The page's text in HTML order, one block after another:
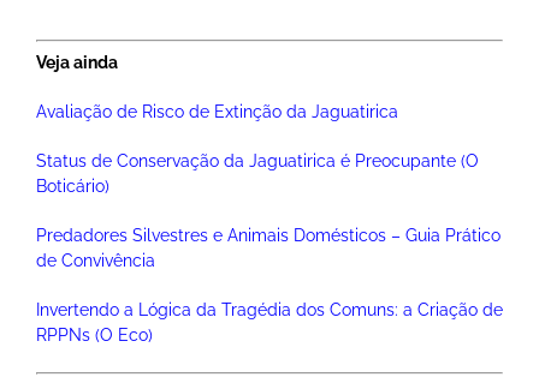
Veja ainda
Avaliação de Risco de Extinção da Jaguatirica
Status de Conservação da Jaguatirica é Preocupante (O
Boticário)
Predadores Silvestres e Animais Domésticos – Guia Prático
de Convivência
Invertendo a Lógica da Tragédia dos Comuns: a Criação de
RPPNs (O Eco)